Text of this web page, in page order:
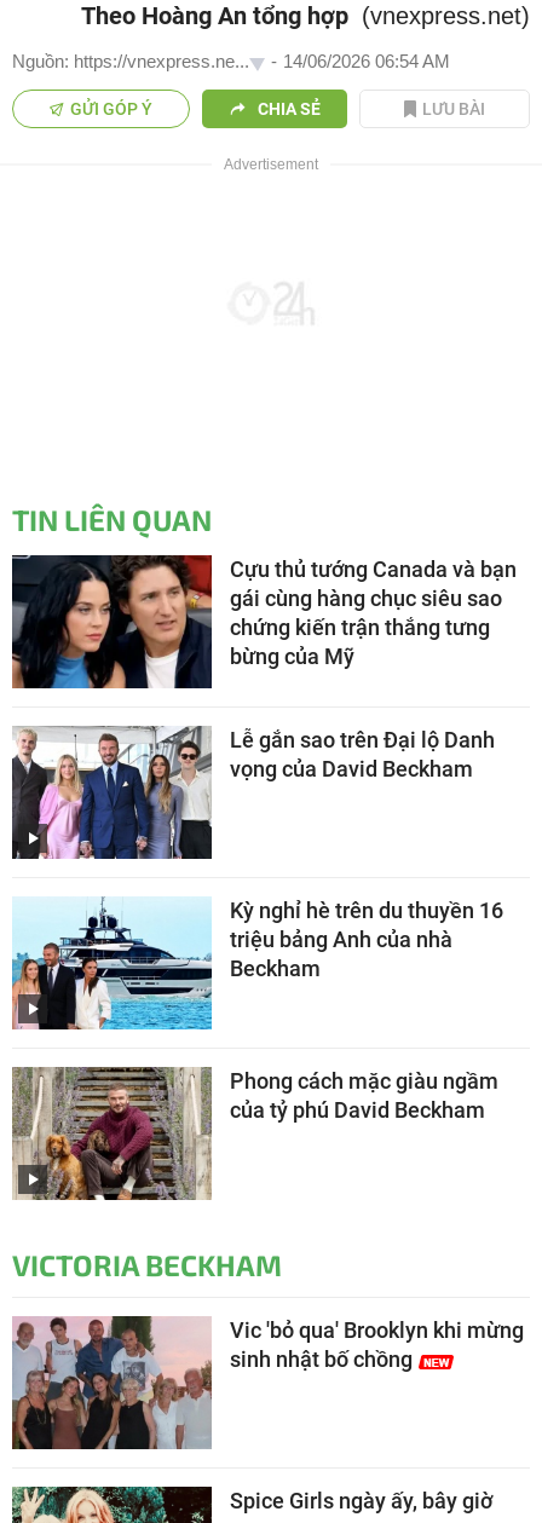
Theo Hoàng An tổng hợp (vnexpress.net)
Nguồn: https://vnexpress.ne... - 14/06/2026 06:54 AM
GỬI GÓP Ý CHIA SẺ LƯU BÀI
TIN LIÊN QUAN
Cựu thủ tướng Canada và bạn
gái cùng hàng chục siêu sao
chứng kiến trận thắng tưng
bừng của Mỹ
Lễ gắn sao trên Đại lộ Danh
vọng của David Beckham
Kỳ nghỉ hè trên du thuyền 16
triệu bảng Anh của nhà
Beckham
Phong cách mặc giàu ngầm
của tỷ phú David Beckham
VICTORIA BECKHAM
Vic 'bỏ qua' Brooklyn khi mừng
sinh nhật bố chồng
Spice Girls ngày ấy, bây giờ